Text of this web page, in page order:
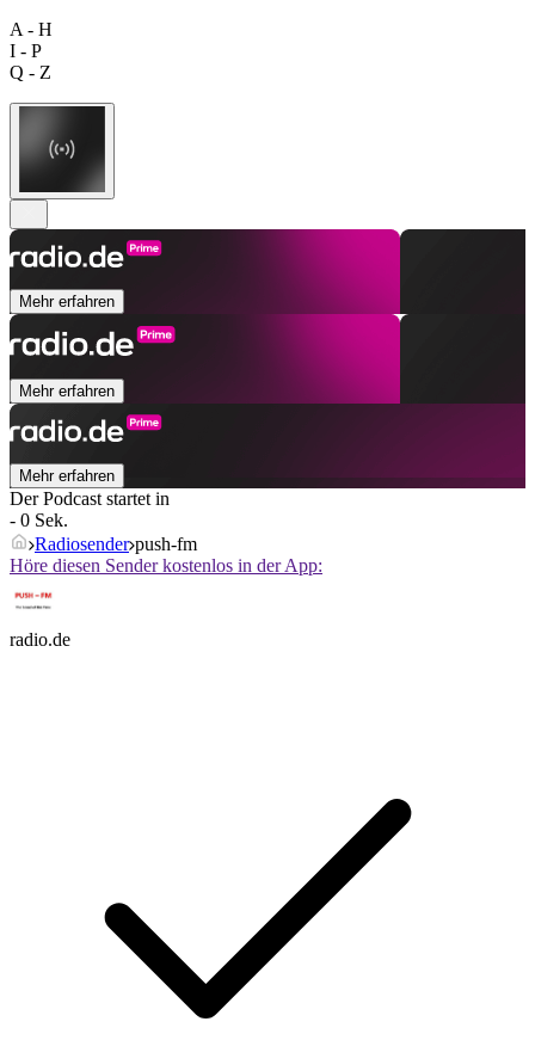
A - H
I - P
Q - Z
Mehr erfahren
Mehr erfahren
Mehr erfahren
Der Podcast startet in
- 0 Sek.
Radiosender push-fm
Höre diesen Sender kostenlos in der App:
radio.de